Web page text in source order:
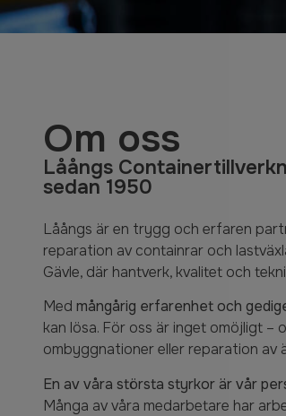
Om oss
Låångs
sedan 1950
Låångs är en trygg och erfaren
reparation av containrar och
Gävle, där hantverk, kvalitet och
Med mångårig erfarenhet och
kan lösa. För oss är inget omöjligt –
ombyggnationer eller reparation av
En av våra största styrkor är vår
Många av våra medarbetare har